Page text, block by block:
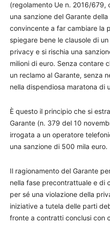
(regolamento Ue n. 2016/
una sanzione del Garante
convincente a far cambiare la
spiegare bene le clausole di
privacy e si rischia una
milioni di euro. Senza contare
un reclamo al Garante, senza
nella dispendiosa maratona di
È questo il principio che si
Garante (n. 379 del 10
irrogata a un operatore
una sanzione di 500 mila euro.
Il ragionamento del Garante
nella fase precontrattuale e di
per sé una violazione della
iniziative a tutela delle parti
fronte a contratti conclusi con